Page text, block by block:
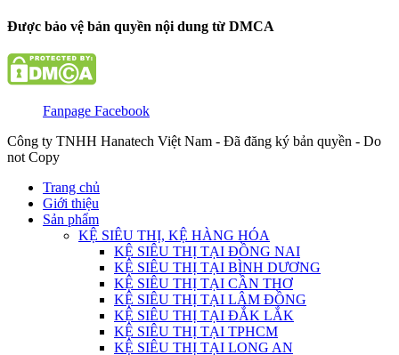
Được bảo vệ bản quyền nội dung từ DMCA
Fanpage Facebook
Công ty TNHH Hanatech Việt Nam - Đã đăng ký bản quyền - Do
not Copy
Trang chủ
Giới thiệu
Sản phẩm
KỆ SIÊU THỊ, KỆ HÀNG HÓA
KỆ SIÊU THỊ TẠI ĐỒNG NAI
KỆ SIÊU THỊ TẠI BÌNH DƯƠNG
KỆ SIÊU THỊ TẠI CẦN THƠ
KỆ SIÊU THỊ TẠI LÂM ĐỒNG
KỆ SIÊU THỊ TẠI ĐẮK LẮK
KỆ SIÊU THỊ TẠI TPHCM
KỆ SIÊU THỊ TẠI LONG AN